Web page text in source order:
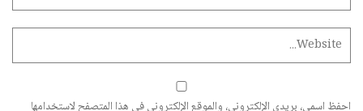
احفظ اسمي، بريدي الإلكتروني، والموقع الإلكتروني في هذا المتصفح لاستخدامها